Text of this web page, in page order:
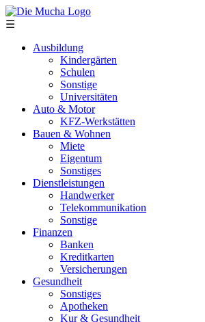
Direkt zum Inhalt
☰
Ausbildung
Kindergärten
Schulen
Sonstige
Universitäten
Auto & Motor
KFZ-Werkstätten
Bauen & Wohnen
Miete
Eigentum
Sonstiges
Dienstleistungen
Handwerker
Telekommunikation
Sonstige
Finanzen
Banken
Kreditkarten
Versicherungen
Gesundheit
Sonstiges
Apotheken
Kur & Gesundheit